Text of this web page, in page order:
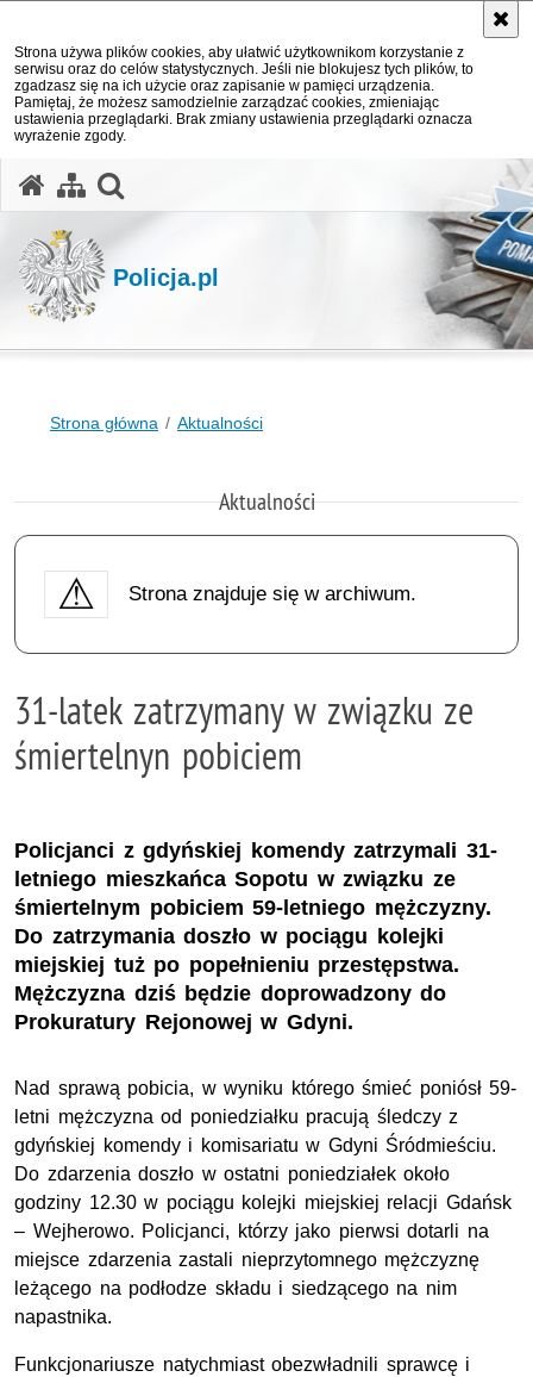
Strona używa plików cookies, aby ułatwić użytkownikom korzystanie z
serwisu oraz do celów statystycznych. Jeśli nie blokujesz tych plików, to
zgadzasz się na ich użycie oraz zapisanie w pamięci urządzenia.
Pamiętaj, że możesz samodzielnie zarządzać cookies, zmieniając
ustawienia przeglądarki. Brak zmiany ustawienia przeglądarki oznacza
wyrażenie zgody.
Policja.pl
Strona główna Aktualności
Aktualności
Strona znajduje się w archiwum.
31-latek zatrzymany w związku ze
śmiertelnyn pobiciem
Policjanci z gdyńskiej komendy zatrzymali 31-
letniego mieszkańca Sopotu w związku ze
śmiertelnym pobiciem 59-letniego mężczyzny.
Do zatrzymania doszło w pociągu kolejki
miejskiej tuż po popełnieniu przestępstwa.
Mężczyzna dziś będzie doprowadzony do
Prokuratury Rejonowej w Gdyni.
Nad sprawą pobicia, w wyniku którego śmieć poniósł 59-
letni mężczyzna od poniedziałku pracują śledczy z
gdyńskiej komendy i komisariatu w Gdyni Śródmieściu.
Do zdarzenia doszło w ostatni poniedziałek około
godziny 12.30 w pociągu kolejki miejskiej relacji Gdańsk
– Wejherowo. Policjanci, którzy jako pierwsi dotarli na
miejsce zdarzenia zastali nieprzytomnego mężczyznę
leżącego na podłodze składu i siedzącego na nim
napastnika.
Funkcjonariusze natychmiast obezwładnili sprawcę i